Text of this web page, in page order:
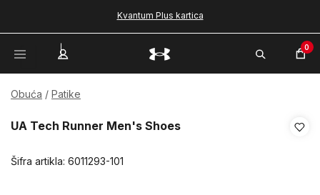
Kvantum Plus kartica
0
Obuća Patike
UA Tech Runner Men's Shoes
Šifra artikla: 6011293-101